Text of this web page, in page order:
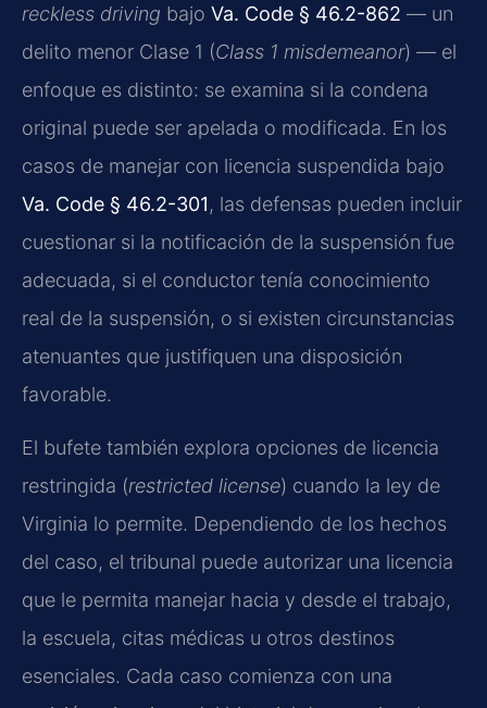
reckless driving bajo Va. Code § 46.2-862 — un
delito menor Clase 1 (Class 1 misdemeanor) — el
enfoque es distinto: se examina si la condena
original puede ser apelada o modificada. En los
casos de manejar con licencia suspendida bajo
Va. Code § 46.2-301, las defensas pueden incluir
cuestionar si la notificación de la suspensión fue
adecuada, si el conductor tenía conocimiento
real de la suspensión, o si existen circunstancias
atenuantes que justifiquen una disposición
favorable.
El bufete también explora opciones de licencia
restringida (restricted license) cuando la ley de
Virginia lo permite. Dependiendo de los hechos
del caso, el tribunal puede autorizar una licencia
que le permita manejar hacia y desde el trabajo,
la escuela, citas médicas u otros destinos
esenciales. Cada caso comienza con una